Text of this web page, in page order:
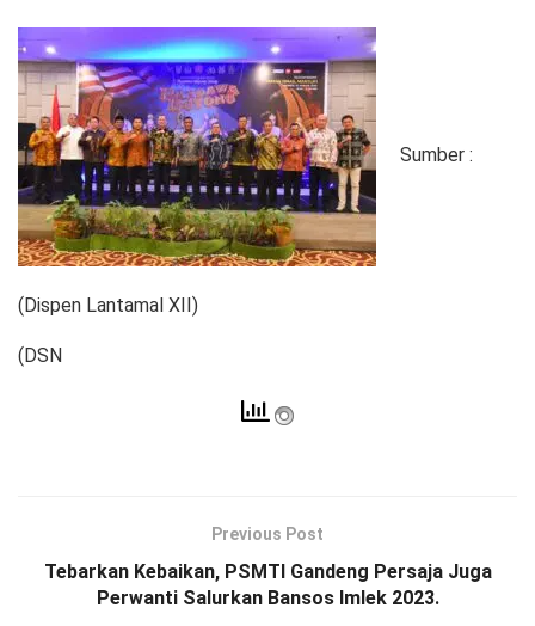
Sumber :
(Dispen Lantamal XII)
(DSN
Previous Post
Tebarkan Kebaikan, PSMTI Gandeng Persaja Juga
Perwanti Salurkan Bansos Imlek 2023.